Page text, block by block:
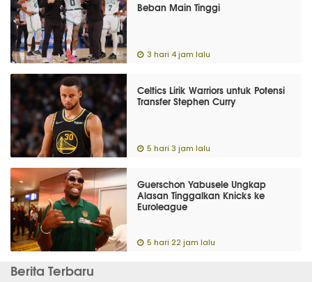
Beban Main Tinggi
3 hari 4 jam lalu
Celtics Lirik Warriors untuk Potensi
Transfer Stephen Curry
5 hari 3 jam lalu
Guerschon Yabusele Ungkap
Alasan Tinggalkan Knicks ke
Euroleague
5 hari 22 jam lalu
Berita Terbaru